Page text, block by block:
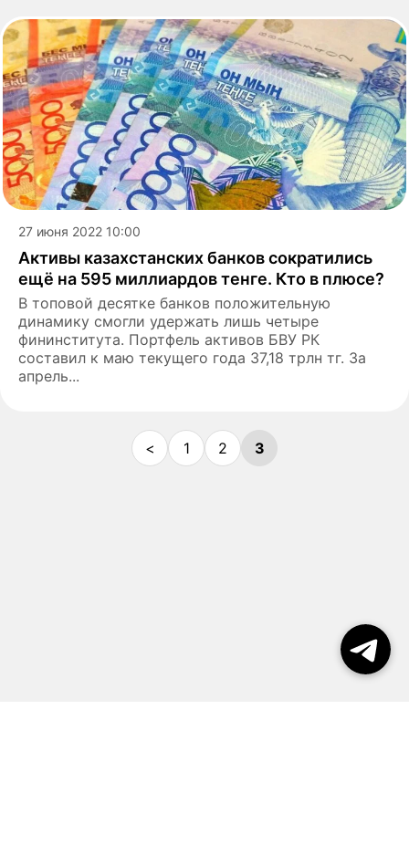
27 июня 2022 10:00
Активы казахстанских банков сократились
ещё на 595 миллиардов тенге. Кто в плюсе?
В топовой десятке банков положительную
динамику смогли удержать лишь четыре
фининститута. Портфель активов БВУ РК
составил к маю текущего года 37,18 трлн тг. За
апрель...
< 1 2 3